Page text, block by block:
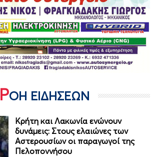
ΡΟΗ ΕΙΔΗΣΕΩΝ
Κρήτη και Λακωνία ενώνουν
δυνάμεις: Στους ελαιώνες των
Αστερουσίων οι παραγωγοί της
Πελοποννήσου